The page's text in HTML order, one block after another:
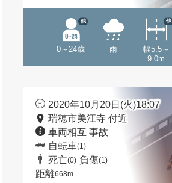
0～24歳
他
雨
幅5.5～
9.0m
他
2020年10月20日(火)18:07
瑞穂市美江寺 付近
車両相互 事故
自転車(1)
死亡(0) 負傷(1)
距離668m